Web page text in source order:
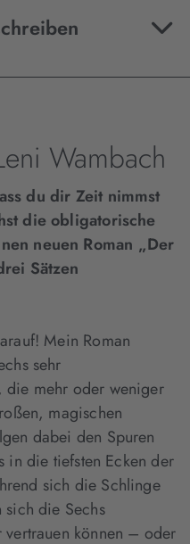
Wambach
du dir Zeit nimmst
die obligatorische
neuen Roman „Der
Sätzen
Mein Roman
sehr
die mehr oder weniger
magischen
dabei den Spuren
in die tiefsten Ecken der
sich die Schlinge
sich die Sechs
können – oder